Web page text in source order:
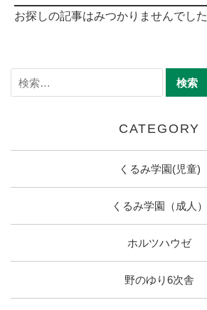
お探しの記事はみつかりませんでした
CATEGORY
くるみ学園(児童)
くるみ学園（成人）
ホルツハウゼ
野のゆり6次舎